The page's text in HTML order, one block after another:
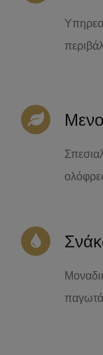
παγωτά